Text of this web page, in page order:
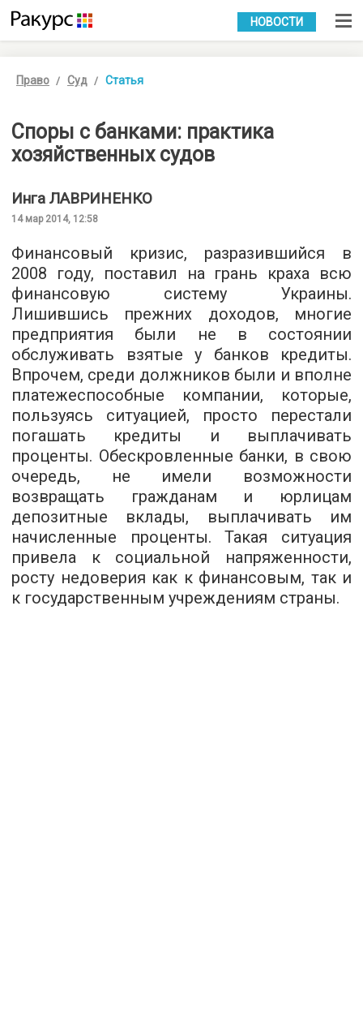
УКР РУС
НОВОСТИ
Право Суд Статья
Споры с банками: практика
хозяйственных судов
Инга ЛАВРИНЕНКО
14 мар 2014, 12:58
Финансовый кризис, разразившийся в
2008 году, поставил на грань краха всю
финансовую систему Украины.
Лишившись прежних доходов, многие
предприятия были не в состоянии
обслуживать взятые у банков кредиты.
Впрочем, среди должников были и вполне
платежеспособные компании, которые,
пользуясь ситуацией, просто перестали
погашать кредиты и выплачивать
проценты. Обескровленные банки, в свою
очередь, не имели возможности
возвращать гражданам и юрлицам
депозитные вклады, выплачивать им
начисленные проценты. Такая ситуация
привела к социальной напряженности,
росту недоверия как к финансовым, так и
к государственным учреждениям страны.